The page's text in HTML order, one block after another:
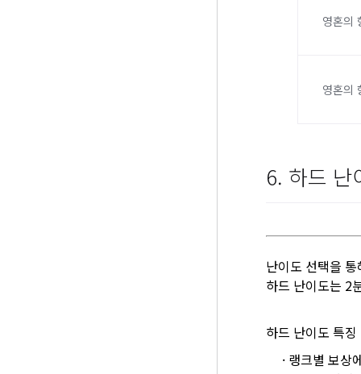
영혼의
영혼의
6. 하드 난
난이도 선택을
하드 난이도는 2
하드 난이도 특징
· 랭크별 보상